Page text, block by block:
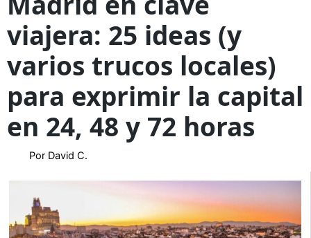
viajera: 25 ideas (y
varios trucos locales)
para exprimir la capital
en 24, 48 y 72 horas
Por David C.